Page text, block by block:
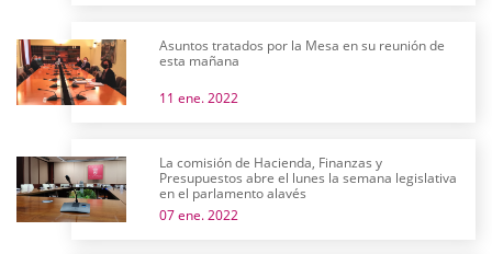
Asuntos tratados por la Mesa en su reunión de
esta mañana
11 ene. 2022
La comisión de Hacienda, Finanzas y
Presupuestos abre el lunes la semana legislativa
en el parlamento alavés
07 ene. 2022